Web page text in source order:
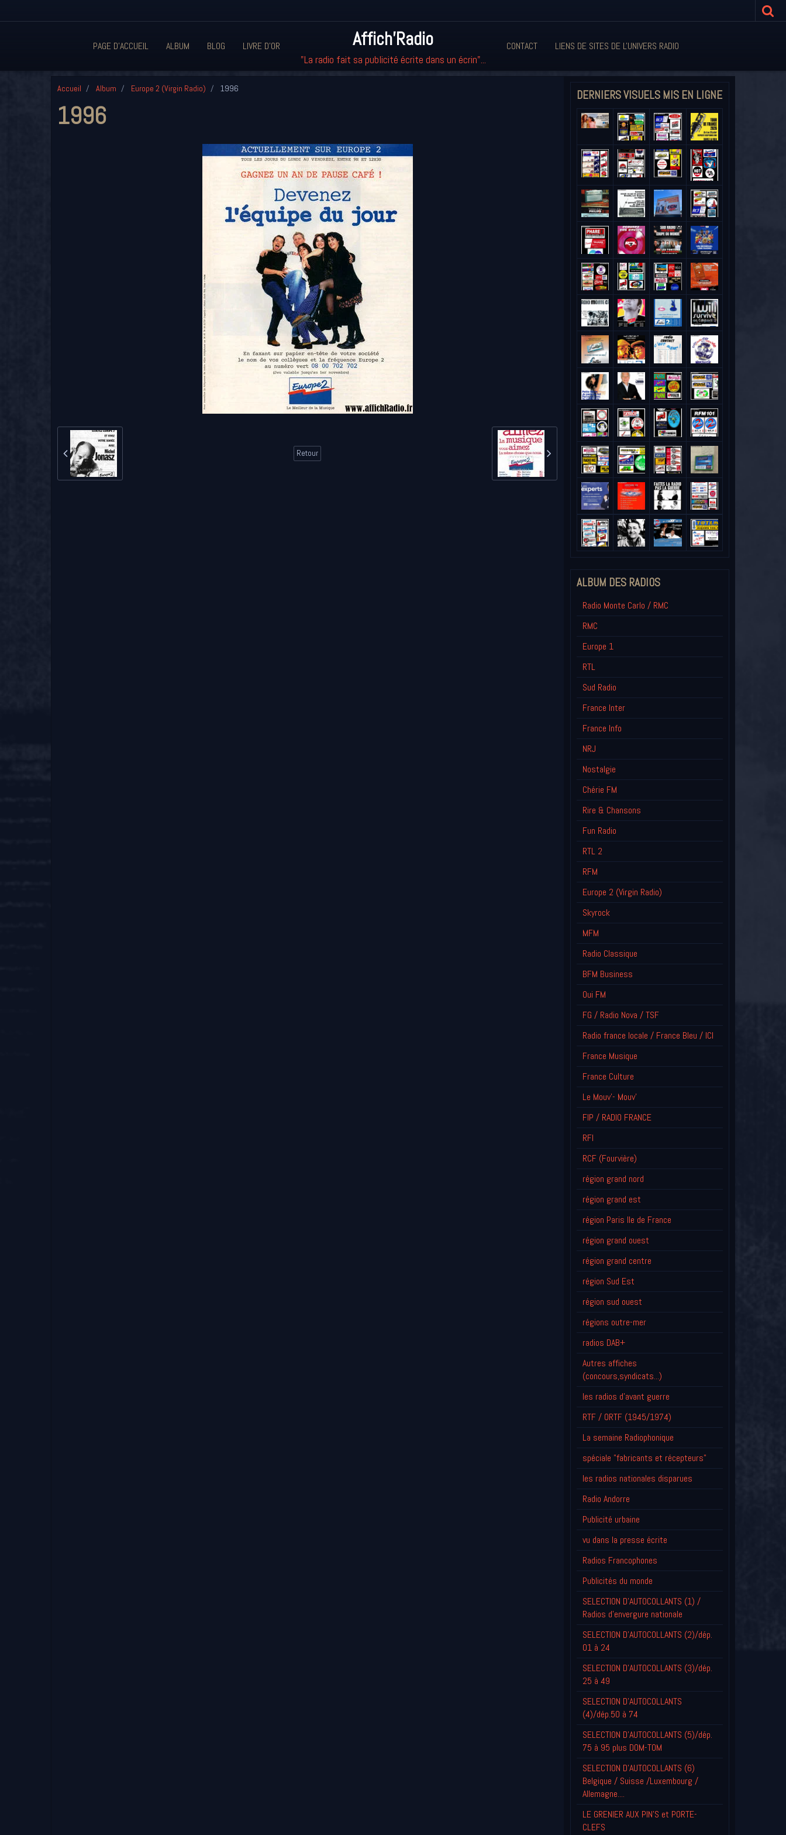
PAGE D'ACCUEIL ALBUM BLOG LIVRE D'OR Affich'Radio
"La radio fait sa publicité écrite dans un écrin"...
CONTACT LIENS DE SITES DE L'UNIVERS RADIO
Accueil Album Europe 2 (Virgin Radio) 1996
1996
Retour
DERNIERS VISUELS MIS EN LIGNE
ALBUM DES RADIOS
Radio Monte Carlo / RMC
RMC
Europe 1
RTL
Sud Radio
France Inter
France Info
NRJ
Nostalgie
Chérie FM
Rire & Chansons
Fun Radio
RTL 2
RFM
Europe 2 (Virgin Radio)
Skyrock
MFM
Radio Classique
BFM Business
Oui FM
FG / Radio Nova / TSF
Radio france locale / France Bleu / ICI
France Musique
France Culture
Le Mouv'- Mouv'
FIP / RADIO FRANCE
RFI
RCF (Fourvière)
région grand nord
région grand est
région Paris Ile de France
région grand ouest
région grand centre
région Sud Est
région sud ouest
régions outre-mer
radios DAB+
Autres affiches
(concours,syndicats...)
les radios d'avant guerre
RTF / ORTF (1945/1974)
La semaine Radiophonique
spéciale "fabricants et récepteurs"
les radios nationales disparues
Radio Andorre
Publicité urbaine
vu dans la presse écrite
Radios Francophones
Publicités du monde
SELECTION D'AUTOCOLLANTS (1) /
Radios d'envergure nationale
SELECTION D'AUTOCOLLANTS (2)/dép.
01 à 24
SELECTION D'AUTOCOLLANTS (3)/dép.
25 à 49
SELECTION D'AUTOCOLLANTS
(4)/dép.50 à 74
SELECTION D'AUTOCOLLANTS (5)/dép.
75 à 95 plus DOM-TOM
SELECTION D'AUTOCOLLANTS (6)
Belgique / Suisse /Luxembourg /
Allemagne....
LE GRENIER AUX PIN'S et PORTE-
CLEFS